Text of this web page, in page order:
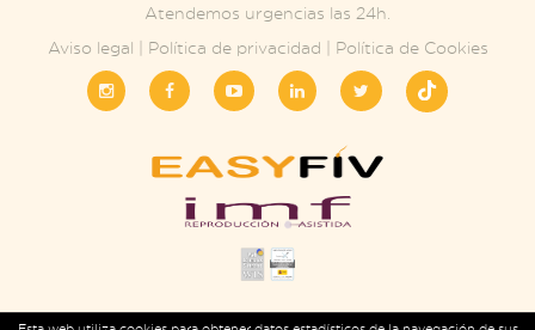
Atendemos urgencias las 24h.
Aviso legal | Política de privacidad | Política de Cookies